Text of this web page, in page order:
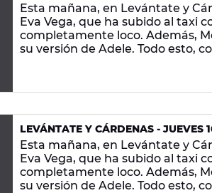
Esta mañana, en Levántate y
Eva Vega, que ha subido al taxi
completamente loco. Además,
su versión de Adele. Todo esto,
LEVÁNTATE Y CÁRDENAS - JUEVES
Esta mañana, en Levántate y
Eva Vega, que ha subido al taxi
completamente loco. Además,
su versión de Adele. Todo esto,